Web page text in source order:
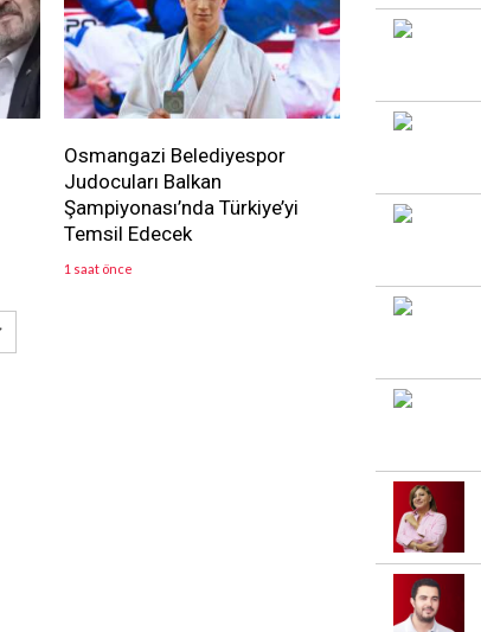
Osmangazi Belediyespor
Judocuları Balkan
Şampiyonası’nda Türkiye’yi
Temsil Edecek
1 saat önce